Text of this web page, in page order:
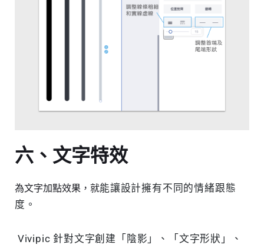
六、文字特效
為文字加點效果，就能讓設計擁有不同的情緒跟態
度。
Vivipic 針對文字創建「陰影」、「文字形狀」、